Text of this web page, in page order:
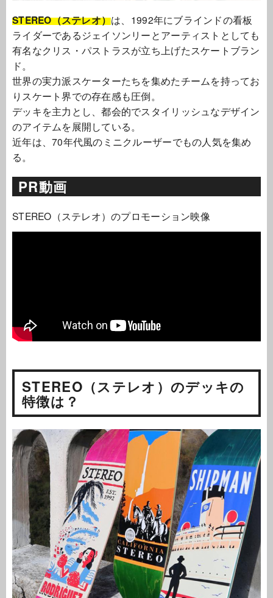
STEREO（ステレオ）は、1992年にブラインドの看板
ライダーであるジェイソンリーとアーティストとしても
有名なクリス・パストラスが立ち上げたスケートブラン
ド。
世界の実力派スケーターたちを集めたチームを持ってお
りスケート界での存在感も圧倒。
デッキを主力とし、都会的でスタイリッシュなデザイン
のアイテムを展開している。
近年は、70年代風のミニクルーザーでもの人気を集め
る。
PR動画
STEREO（ステレオ）のプロモーション映像
STEREO（ステレオ）のデッキの
特徴は？